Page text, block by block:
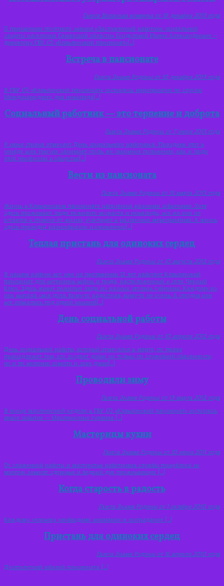
Газета Волжская коммуна от 18 декабря 2013 года
О присвоении почетного звания «Заслуженный работник социальной
защиты населения Самарской области» Сондоловой Ирине Александровне –
директору ГБУ СО «Клявлинский пансионат»[…]
Встреча в пансионате
Газета Знамя Родины от 10 декабря 2013 года
В ГБУ СО «Клявлинский пансионат» состоялось мероприятие по случаю
Международного дня инвалида[…]
Социальный работник — это терпение и доброта
Газета Знамя Родины от 7 июня 2013 года
8 июня страна отмечает День социального работника. Праздник этот в
череде всех прочих занимает столь же скромное положение, как и люди
этой профессии в обществе[…]
Вести из пансионата
Газета Знамя Родины от 19 марта 2013 года
Жизнь в Клявлинском пансионате наполнена разными событиями. Хотя
здесь проживают люди пожилого возраста и инвалиды, все же они не
остаются в стороне от жизни, участвуют в различных мероприятиях. А жизнь
здесь проходит разнообразно и оживленно[…]
Теплая пристань для одиноких сердец
Газета Знамя Родины от 10 августа 2012 года
В нашем районе вот уже на протяжении 12 лет работает Клявлинский
пансионат для ветеранов войны и труда, расположенный в селе Черный
Ключ. Здесь живут пожилые люди из разных уголков губернии. Каждому из
них выпала своя доля. Кому-то радостная, кому-то не очень. А сегодня они
все собрались под одной крышей[…]
День социальной работы
Газета Знамя Родины от 10 апреля 2012 года
День социальной работы, который отмечался в марте, по праву
принадлежит тем, кто создает добро не только по служебной обязанности,
но и по велению совести и зову души[…]
Проводили зиму
Газета Знамя Родины от 13 марта 2012 года
В конце масленичной недели в ГБУ СО «Клявлинский пансионат» состоялось
яркое событие — Масленичные гуляния […]
Мастерицы кухни
Газета Знамя Родины от 10 июня 2011 года
От слаженной работы и мастерства работников службы пищеблока во
многом зависят здоровье и бодрый дух проживающих […]
Когда старость в радость
Газета Знамя Родины от 1 октября 2010 года
Каждому человеку необходимо внимание и сострадание […]
Пристань для одиноких сердец
Газета Знамя Родины от 16 апреля 2010 года
Десятилетний юбилей пансионата […]